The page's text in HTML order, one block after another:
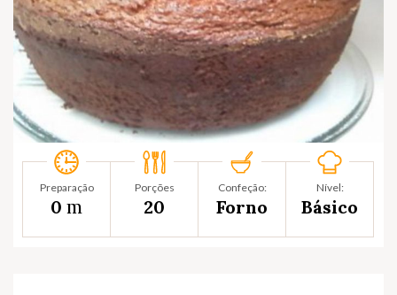
Preparação
0 m
Porções
20
Confeção:
Forno
Nível:
Básico